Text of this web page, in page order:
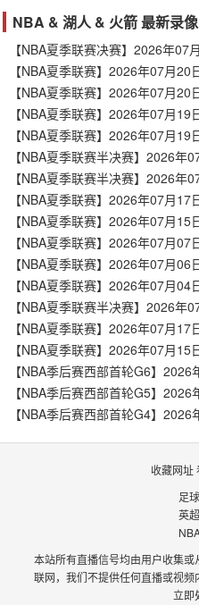
NBA & 湖人 & 火箭 最新录像
【NBA夏季联赛】2026年07月
【NBA夏季联赛】2026年07月
【NBA夏季联赛】2026年07月
【NBA夏季联赛】2026年07月
【NBA夏季联赛】2026年07月
【NBA夏季联赛】2026年07月
【NBA夏季联赛】2026年07月
【NBA夏季联赛】2026年07月
【NBA夏季联赛】2026年07月
【NBA夏季联赛】2026年07月
【NBA夏季联赛】2026年07月
收藏网址
足
英
本站所有直播信号均由用户收集
联网，我们不提供任何直播或视
立即